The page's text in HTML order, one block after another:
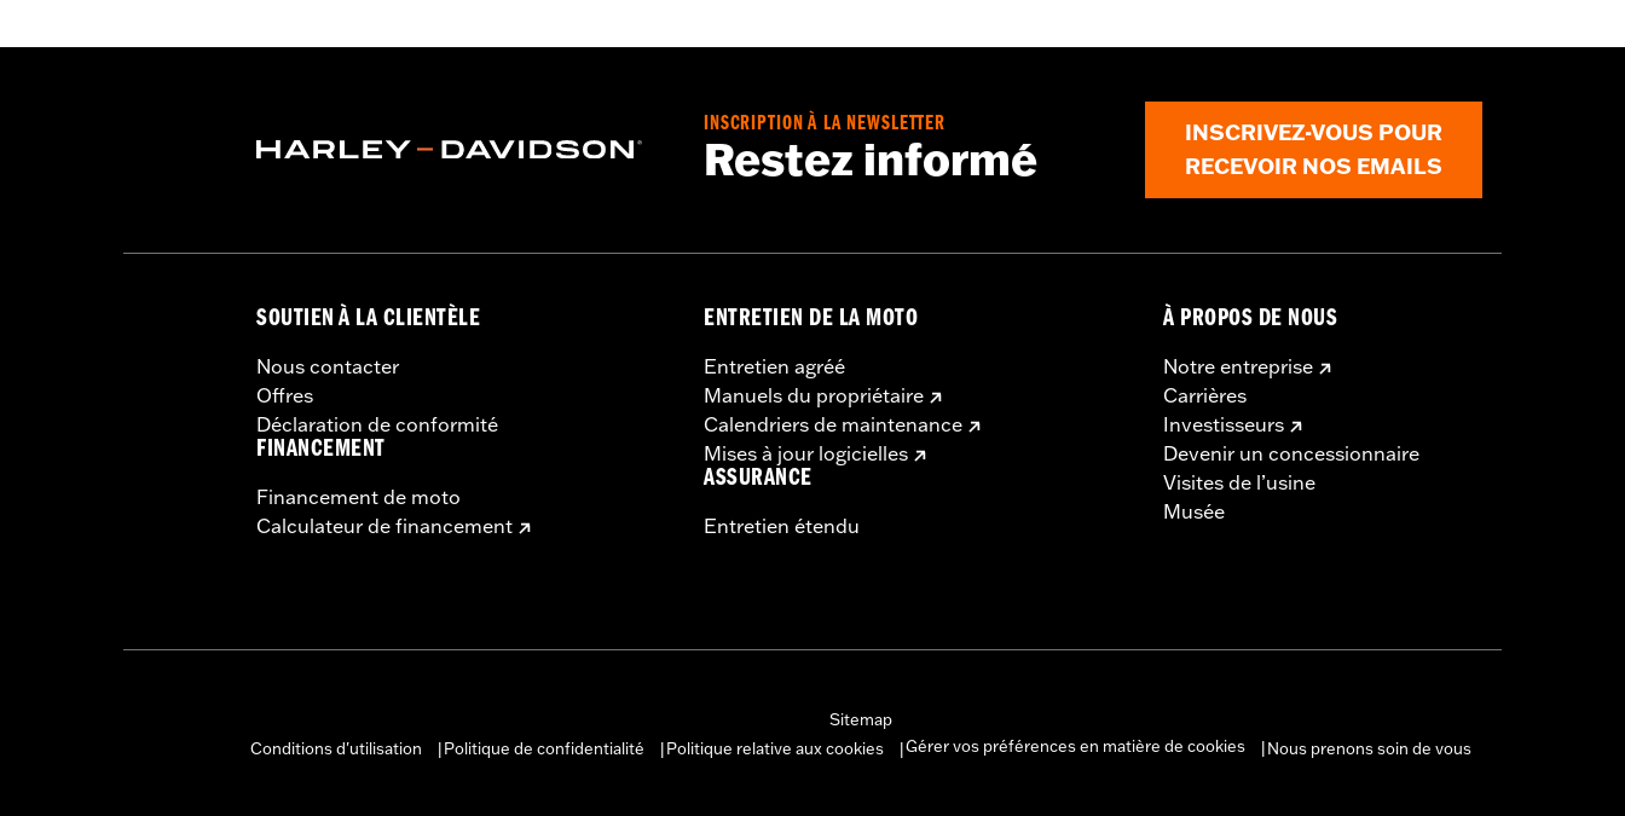
In the Box:Windshield only
WARRANTY:1 year limited warranty – Go towww.h-d.com/warrantyfor full details
INSCRIPTION À LA NEWSLETTER
Restez informé
INSCRIVEZ-VOUS POUR
RECEVOIR NOS EMAILS
SOUTIEN À LA CLIENTÈLE
Nous contacter
Offres
Déclaration de conformité
FINANCEMENT
Financement de moto
Calculateur de financement
ENTRETIEN DE LA MOTO
Entretien agréé
Manuels du propriétaire
Calendriers de maintenance
Mises à jour logicielles
ASSURANCE
Entretien étendu
À PROPOS DE NOUS
Notre entreprise
Carrières
Investisseurs
Devenir un concessionnaire
Visites de l’usine
Musée
Sitemap
Conditions d'utilisation
Politique de confidentialité Politique relative aux cookies Gérer vos préférences en matière de cookies Nous prenons soin de vous